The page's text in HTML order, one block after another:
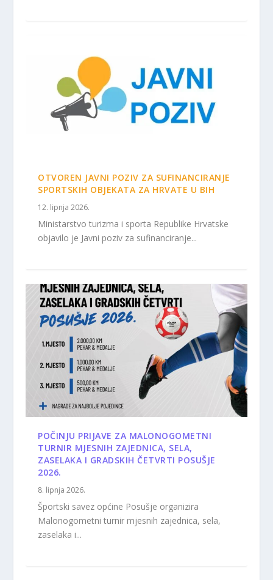
OTVOREN JAVNI POZIV ZA SUFINANCIRANJE
SPORTSKIH OBJEKATA ZA HRVATE U BIH
12. lipnja 2026.
Ministarstvo turizma i sporta Republike Hrvatske
objavilo je Javni poziv za sufinanciranje...
POČINJU PRIJAVE ZA MALONOGOMETNI
TURNIR MJESNIH ZAJEDNICA, SELA,
ZASELAKA I GRADSKIH ČETVRTI POSUŠJE
2026.
8. lipnja 2026.
Športski savez općine Posušje organizira
Malonogometni turnir mjesnih zajednica, sela,
zaselaka i...